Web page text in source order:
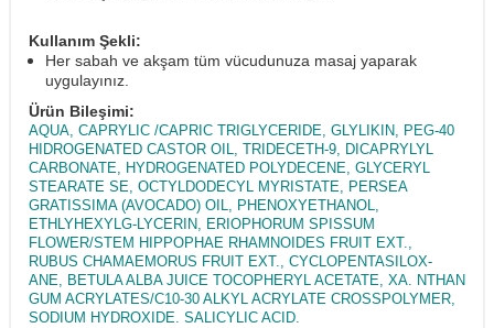
Kullanım Şekli:
Her sabah ve akşam tüm vücudunuza masaj yaparak
uygulayınız.
Ürün Bileşimi:
AQUA, CAPRYLIC /CAPRIC TRIGLYCERIDE, GLYLIKIN, PEG-40
HIDROGENATED CASTOR OIL, TRIDECETH-9, DICAPRYLYL
CARBONATE, HYDROGENATED POLYDECENE, GLYCERYL
STEARATE SE, OCTYLDODECYL MYRISTATE, PERSEA
GRATISSIMA (AVOCADO) OIL, PHENOXYETHANOL,
ETHLYHEXYLG-LYCERIN, ERIOPHORUM SPISSUM
FLOWER/STEM HIPPOPHAE RHAMNOIDES FRUIT EXT.,
RUBUS CHAMAEMORUS FRUIT EXT., CYCLOPENTASILOX-
ANE, BETULA ALBA JUICE TOCOPHERYL ACETATE, XA. NTHAN
GUM ACRYLATES/C10-30 ALKYL ACRYLATE CROSSPOLYMER,
SODIUM HYDROXIDE. SALICYLIC ACID.